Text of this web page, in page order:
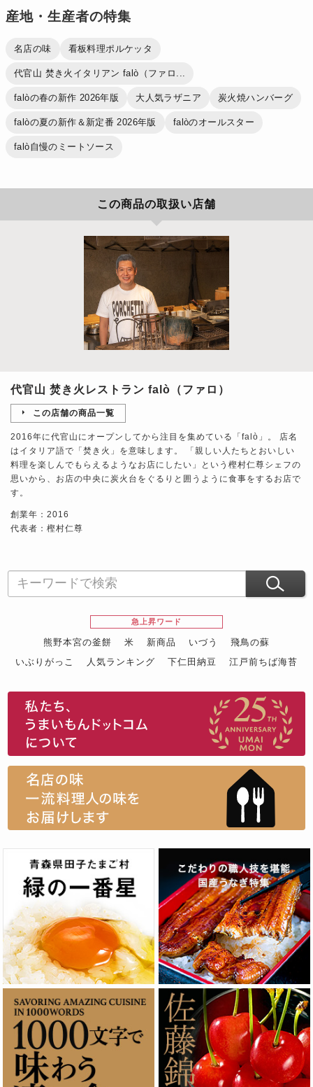
産地・生産者の特集
名店の味 看板料理ポルケッタ
代官山 焚き火イタリアン falò（ファロ...
falòの春の新作 2026年版 大人気ラザニア 炭火焼ハンバーグ
falòの夏の新作＆新定番 2026年版 falòのオールスター
falò自慢のミートソース
この商品の取扱い店舗
代官山 焚き火レストラン falò（ファロ）
この店舗の商品一覧
2016年に代官山にオープンしてから注目を集めている「falò」。 店名
はイタリア語で「焚き火」を意味します。 「親しい人たちとおいしい
料理を楽しんでもらえるようなお店にしたい」という樫村仁尊シェフの
思いから、お店の中央に炭火台をぐるりと囲うように食事をするお店で
す。
創業年：2016
代表者：樫村仁尊
急上昇ワード
熊野本宮の釜餅 米 新商品 いづう
飛鳥の蘇
いぶりがっこ
人気ランキング 下仁田納豆
江戸前ちば海苔